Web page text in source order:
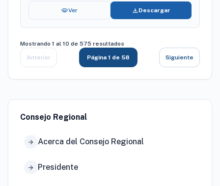
Consejo Regional
arrow_forward Acerca del Consejo Regional
arrow_forward Presidente
visibilityVer download Descargar
Mostrando 1 al 10 de 575 resultados
Anterior
Página 1 de 58 Siguiente